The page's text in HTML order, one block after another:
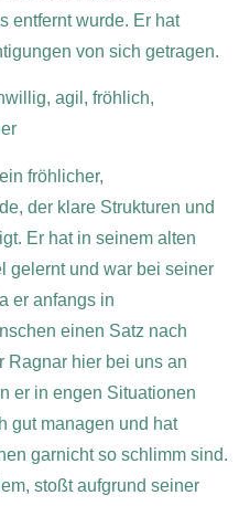
entfernt wurde. Er hat
von sich getragen.
agil, fröhlich,
fröhlicher,
der klare Strukturen und
Er hat in seinem alten
gelernt und war bei seiner
er anfangs in
einen Satz nach
Ragnar hier bei uns an
er in engen Situationen
gut managen und hat
garnicht so schlimm sind.
stoßt aufgrund seiner